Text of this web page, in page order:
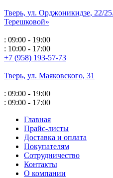
Тверь, ул. Орджоникидзе, 22/
Терешковой»
: 09:00 - 19:00
: 10:00 - 17:00
+7 (958) 193-57-73
Тверь, ул. Маяковского, 31
: 09:00 - 19:00
: 09:00 - 17:00
Главная
Прайс-листы
Доставка и оплата
Покупателям
Сотрудничество
Контакты
О компании